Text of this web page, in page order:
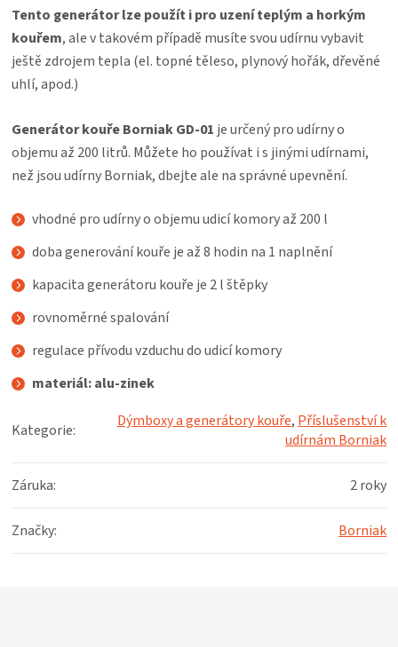
Tento generátor lze použít i pro uzení teplým a horkým
kouřem, ale v takovém případě musíte svou udírnu vybavit
ještě zdrojem tepla (el. topné těleso, plynový hořák, dřevěné
uhlí, apod.)
Generátor kouře BorniakGD-01 je určený pro udírny o
objemu až 200 litrů. Můžete ho používat i s jinými udírnami,
než jsou udírny Borniak, dbejte ale na správné upevnění.
vhodné pro udírny o objemu udicí komory až 200 l
doba generování kouře je až 8 hodin na 1 naplnění
kapacita generátoru kouře je 2 l štěpky
rovnoměrné spalování
regulace přívodu vzduchu do udicí komory
materiál: alu-zinek
Kategorie: Dýmboxy a generátory kouře, Příslušenství k
udírnám Borniak
Záruka: 2 roky
Značky: Borniak